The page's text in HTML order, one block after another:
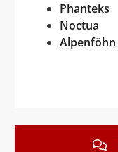
Phanteks
Noctua
Alpenföhn